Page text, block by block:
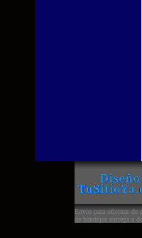
Envio para oficinas de
de bandejas entrega a